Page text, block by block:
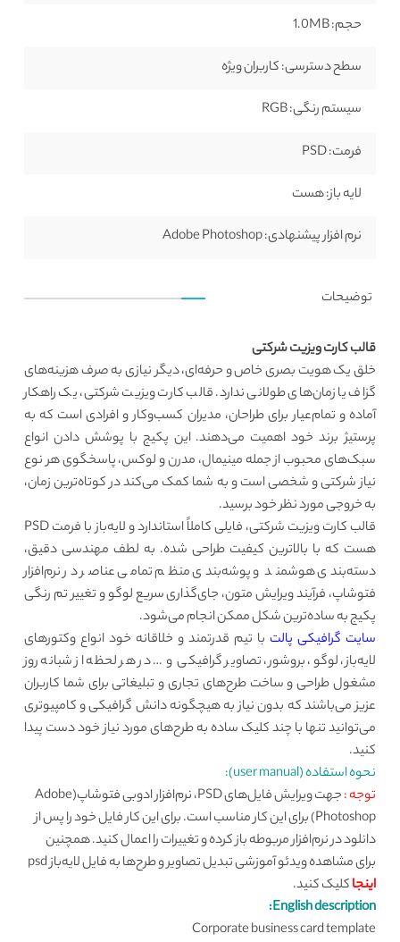
حجم:
سطح دسترسی:کاربران ویژه
سیستم رنگی:
فرمت:
لایه باز:هست
نرم افزار پیشنهادی:
توضیحات
قالب کارت ویزیت شرکتی
خلق یک هویت بصری خاص و حرفه‌ای، دیگر نیازی به صرف هزینه‌های
گزاف یا زمان‌های طولانی ندارد. قالب کارت ویزیت شرکتی، یک راهکار
آماده و تمام‌عیار برای طراحان، مدیران کسب‌وکار و افرادی است که به
پرستیژ برند خود اهمیت می‌دهند. این پکیج با پوشش دادن انواع
سبک‌های محبوب از جمله مینیمال، مدرن و لوکس، پاسخگوی هر نوع
نیاز شرکتی و شخصی است و به شما کمک می‌کند در کوتاه‌ترین زمان،
به خروجی مورد نظر خود برسید.
قالب کارت ویزیت شرکتی، فایلی کاملاً استاندارد و لایه‌باز با فرمت PSD
هست که با بالاترین کیفیت طراحی شده‌. به لطف مهندسی دقیق،
دسته‌بندی هوشمند و پوشه‌بندی منظم تمامی عناصر در نرم‌افزار
فتوشاپ، فرآیند ویرایش متون، جای‌گذاری سریع لوگو و تغییر تم رنگی
پکیج به ساده‌ترین شکل ممکن انجام می‌شود.
سایت گرافیکی پالتبا تیم قدرتمند و خلاقانه خود انواع وکتورهای
لایه‌باز، لوگو، بروشور، تصاویر گرافیکی و … در هر لحظه از شبانه روز
مشغول طراحی و ساخت طرح‌های تجاری و تبلیغاتی برای شما کاربران
عزیز می‌باشند که بدون نیاز به هیچگونه دانش گرافیکی و کامپیوتری
می‌توانید تنها با چند کلیک ساده به طرح‌های مورد نیاز خود دست پیدا
کنید.
نحوه استفاده (user manual):
توجه :
جهت ویرایش فایل‌های PSD، نرم‌افزار ادوبی فتوشاپ(Adobe
Photoshop) برای این کار مناسب است. برای این کار فایل خود را پس از
دانلود در نرم‌افزار مربوطه باز کرده و تغییرات را اعمال کنید. همچنین
برای مشاهده ویدئو آموزشی تبدیل تصاویر و طرح‌ها به فایل لایه‌باز psd
اینجاکلیک کنید.
English description:
Corporate business card template